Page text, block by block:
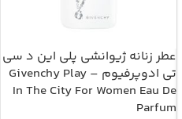
عطر زنانه ژیوانشی پلی این د سی
تی ادوپرفیوم – Givenchy Play
In The City For Women Eau De
Parfum